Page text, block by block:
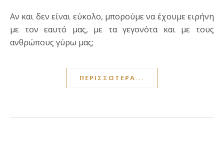
Αν και δεν είναι εύκολο, μπορούμε να έχουμε ειρήνη
με τον εαυτό μας, με τα γεγονότα και με τους
ανθρώπους γύρω μας;
ΠΕΡΙΣΣΌΤΕΡΑ...